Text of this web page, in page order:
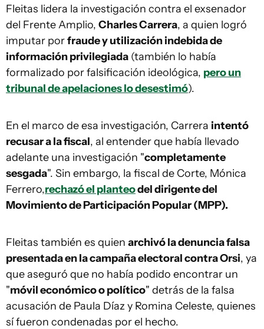
Fleitas lidera la investigación contra el exsenador
del Frente Amplio, Charles Carrera, a quien logró
imputar porfraude y utilización indebida de
información privilegiada (también lo había
formalizado por falsificación ideológica, pero un
tribunal de apelaciones lo desestimó).
En el marco de esa investigación, Carrera intentó
recusar a la fiscal, al entender que había llevado
adelante una investigación "completamente
sesgada". Sin embargo, la fiscal de Corte, Mónica
Ferrero,rechazó el planteodel dirigente del
Movimiento de Participación Popular (MPP).
Fleitas también es quien archivó la denuncia falsa
presentada en la campaña electoral contra Orsi, ya
que aseguró que no había podido encontrar un
"móvil económico o político" detrás de la falsa
acusación de Paula Díaz y Romina Celeste, quienes
sí fueron condenadas por el hecho.